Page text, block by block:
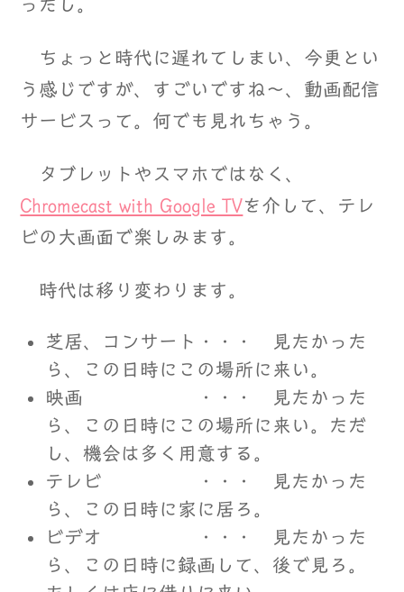
ったし。
ちょっと時代に遅れてしまい、今更とい
う感じですが、すごいですね～、動画配信
サービスって。何でも見れちゃう。
タブレットやスマホではなく、
Chromecast with Google TVを介して、テレ
ビの大画面で楽しみます。
時代は移り変わります。
芝居、コンサート・・・ 見たかった
ら、この日時にこの場所に来い。
映画 ・・・ 見たかった
ら、この日時にこの場所に来い。ただ
し、機会は多く用意する。
テレビ ・・・ 見たかった
ら、この日時に家に居ろ。
ビデオ ・・・ 見たかった
ら、この日時に録画して、後で見ろ。